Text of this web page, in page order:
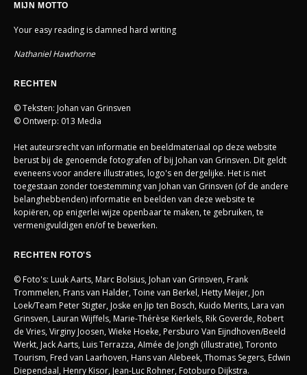
MIJN MOTTO
Your easy reading is damned hard writing
Nathaniel Hawthorne
RECHTEN
© Teksten: Johan van Grinsven
© Ontwerp: 013 Media
Het auteursrecht van informatie en beeldmateriaal op deze website
berust bij de genoemde fotografen of bij Johan van Grinsven. Dit geldt
eveneens voor andere illustraties, logo's en dergelijke. Het is niet
toegestaan zonder toestemming van Johan van Grinsven (of de andere
belanghebbenden) informatie en beelden van deze website te
kopiëren, op enigerlei wijze openbaar te maken, te gebruiken, te
vermenigvuldigen en/of te bewerken.
RECHTEN FOTO'S
© Foto's: Luuk Aarts, Marc Bolsius, Johan van Grinsven, Frank
Trommelen, Frans van Halder, Toine van Berkel, Hetty Meijer, Jon
Loek/Team Peter Stigter, Joske en Jip ten Bosch, Kuido Merits, Lara van
Grinsven, Lauran Wijffels, Marie-Thérèse Kierkels, Rik Goverde, Robert
de Vries, Virginy Joosen, Wieke Hoeke, Persburo Van Eijndhoven/Beeld
Werkt, Jack Aarts, Luis Terrazza, AImée de Jongh (illustratie), Toronto
Tourism, Fred van Laarhoven, Hans van Alebeek, Thomas Segers, Edwin
Diependaal, Henry Kisor, Jean-Luc Rohner, Fotoburo Dijkstra.